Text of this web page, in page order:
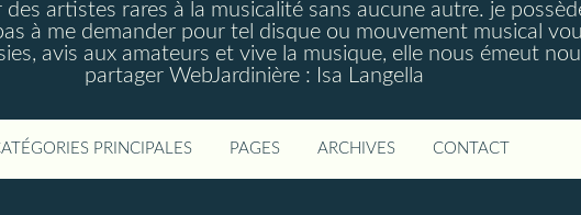
artistes rares à la musicalité sans aucune autre. je
à me demander pour tel disque ou mouvement musical
avis aux amateurs et vive la musique, elle nous émeut
partager WebJardinière : Isa Langella
PRINCIPALES PAGES ARCHIVES CONTACT